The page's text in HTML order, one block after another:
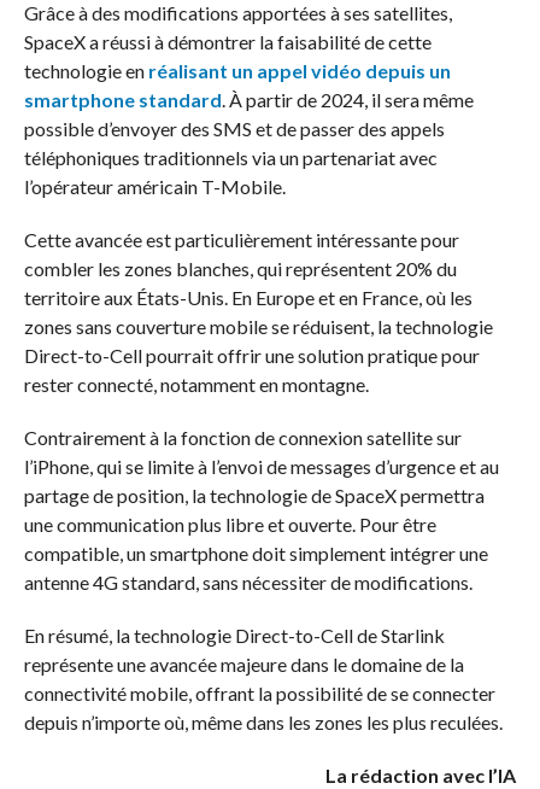
Grâce à des modifications apportées à ses satellites,
SpaceX a réussi à démontrer la faisabilité de cette
technologie en réalisant un appel vidéo depuis un
smartphone standard. À partir de 2024, il sera même
possible d’envoyer des SMS et de passer des appels
téléphoniques traditionnels via un partenariat avec
l’opérateur américain T-Mobile.
Cette avancée est particulièrement intéressante pour
combler les zones blanches, qui représentent 20% du
territoire aux États-Unis. En Europe et en France, où les
zones sans couverture mobile se réduisent, la technologie
Direct-to-Cell pourrait offrir une solution pratique pour
rester connecté, notamment en montagne.
Contrairement à la fonction de connexion satellite sur
l’iPhone, qui se limite à l’envoi de messages d’urgence et au
partage de position, la technologie de SpaceX permettra
une communication plus libre et ouverte. Pour être
compatible, un smartphone doit simplement intégrer une
antenne 4G standard, sans nécessiter de modifications.
En résumé, la technologie Direct-to-Cell de Starlink
représente une avancée majeure dans le domaine de la
connectivité mobile, offrant la possibilité de se connecter
depuis n’importe où, même dans les zones les plus reculées.
La rédaction avec l’IA